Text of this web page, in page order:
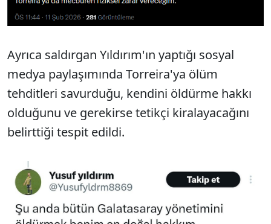
Ayrıca saldırgan Yıldırım'ın yaptığı sosyal
medya paylaşımında Torreira'ya ölüm
tehditleri savurduğu, kendini öldürme hakkı
olduğunu ve gerekirse tetikçi kiralayacağını
belirttiği tespit edildi.